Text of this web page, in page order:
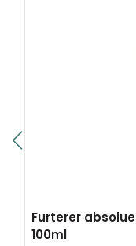
Furterer
100ml